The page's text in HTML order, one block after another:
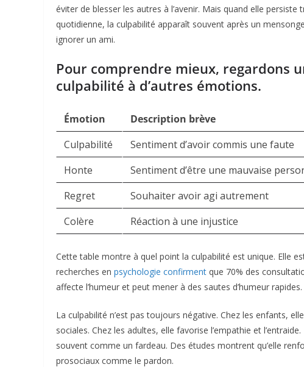
éviter de blesser les autres à l’avenir. Mais quand elle
quotidienne, la culpabilité apparaît souvent après un
ignorer un ami.​
Pour comprendre mieux, regardons
culpabilité à d’autres émotions.
Émotion Description brève
Culpabilité
Sentiment d’avoir commis une faute
Honte
Sentiment d’être une mauvaise
Regret
Souhaiter avoir agi autrement
Colère
Réaction à une injustice
Cette table montre à quel point la culpabilité est unique. Elle
recherches en psychologie confirment que 70% des
affecte l’humeur et peut mener à des sautes d’humeur rapides.​
La culpabilité n’est pas toujours négative. Chez les enfants,
sociales. Chez les adultes, elle favorise l’empathie et
souvent comme un fardeau. Des études montrent qu’elle
prosociaux comme le pardon.​